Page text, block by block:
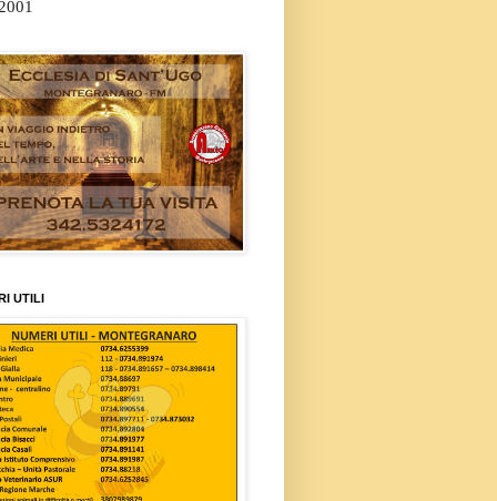
UTILI